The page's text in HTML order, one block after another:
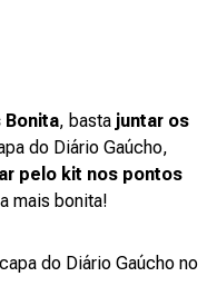
Bonita, basta juntar os
do Diário Gaúcho,
pelo kit nos pontos
mais bonita!
do Diário Gaúcho no